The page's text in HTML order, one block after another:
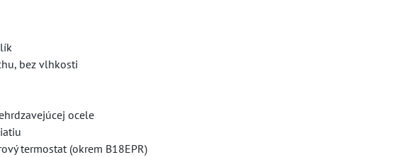
bez vlhkosti
ocele
termostat (okrem B18EPR)